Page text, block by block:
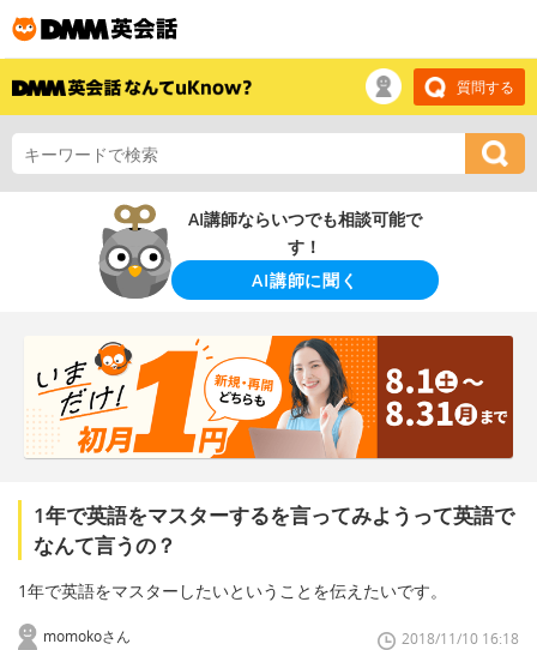
質問する
AI講師ならいつでも相談可能で
す！
AI講師に聞く
1年で英語をマスターするを言ってみようって英語で
なんて言うの？
1年で英語をマスターしたいということを伝えたいです。
momokoさん 2018/11/10 16:18